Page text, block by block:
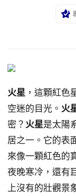
火星 ，這顆紅色
空迷的目光。 火
密？ 火星是太陽
居之一。它的表
來像一顆紅色的
夜晚寒冷，還有
上沒有的壯觀